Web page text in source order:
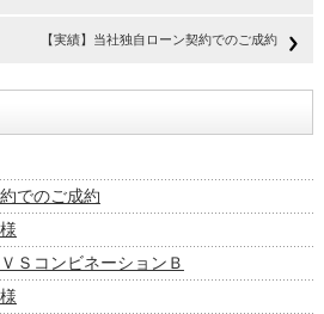
【実績】当社独自ローン契約でのご成約
でのご成約
ＳコンビネーションＢ